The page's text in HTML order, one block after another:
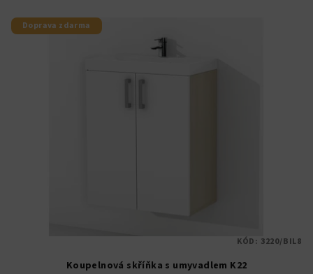
Doprava zdarma
Koupelnová skříňka s umyvadlem K22
KÓD: 3220/BIL8